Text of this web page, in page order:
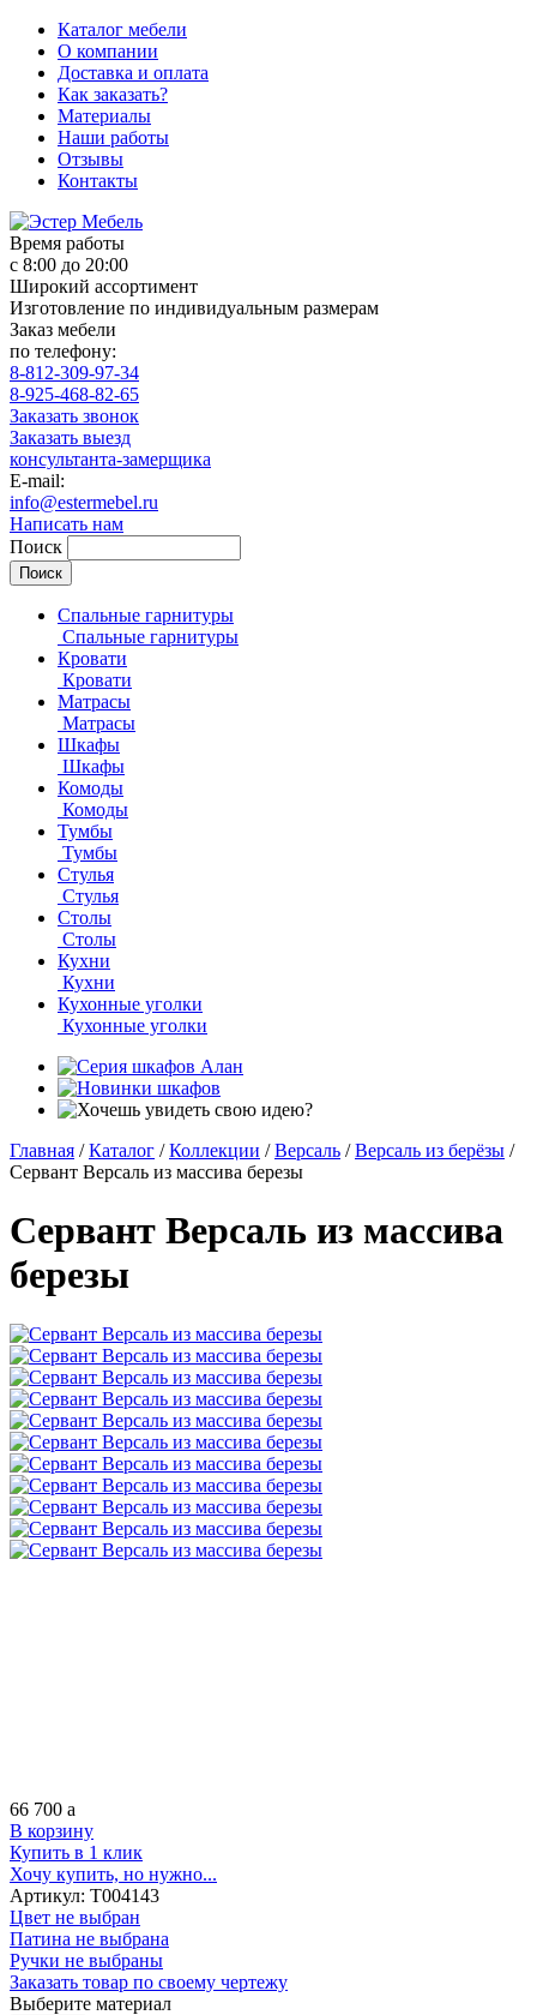
Каталог мебели
О компании
Доставка и оплата
Как заказать?
Материалы
Наши работы
Отзывы
Контакты
Время работы
с 8:00 до 20:00
Широкий ассортимент
Изготовление по индивидуальным размерам
Заказ мебели
по телефону:
8-812-309-97-34
8-925-468-82-65
Заказать звонок
Заказать выезд
консультанта-замерщика
E-mail:
info@estermebel.ru
Написать нам
Поиск
Спальные гарнитуры
Спальные гарнитуры
Кровати
Кровати
Матрасы
Матрасы
Шкафы
Шкафы
Комоды
Комоды
Тумбы
Тумбы
Стулья
Стулья
Столы
Столы
Кухни
Кухни
Кухонные уголки
Кухонные уголки
Главная / Каталог / Коллекции / Версаль / Версаль из берёзы /
Сервант Версаль из массива березы
Сервант Версаль из массива
березы
66 700 a
В корзину
Купить в 1 клик
Хочу купить, но нужно...
Артикул: Т004143
Цвет не выбран
Патина не выбрана
Ручки не выбраны
Заказать товар по своему чертежу
Выберите материал